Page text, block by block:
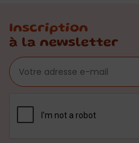
Inscription
à la newsletter